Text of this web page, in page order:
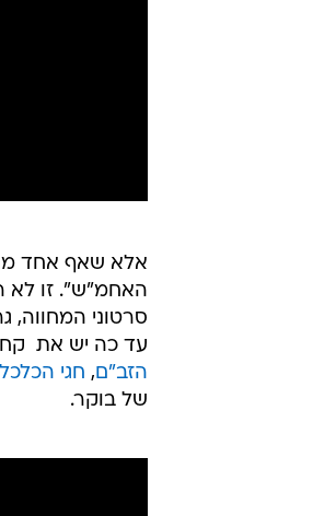
אלא שאף אחד
סרטוני המחווה,
עד כה יש את  קחו
הזב"ם, חגי
של בוקר.